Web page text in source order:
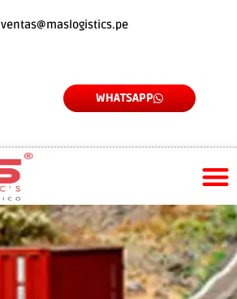
ventas@maslogistics.pe
WHATSAPP